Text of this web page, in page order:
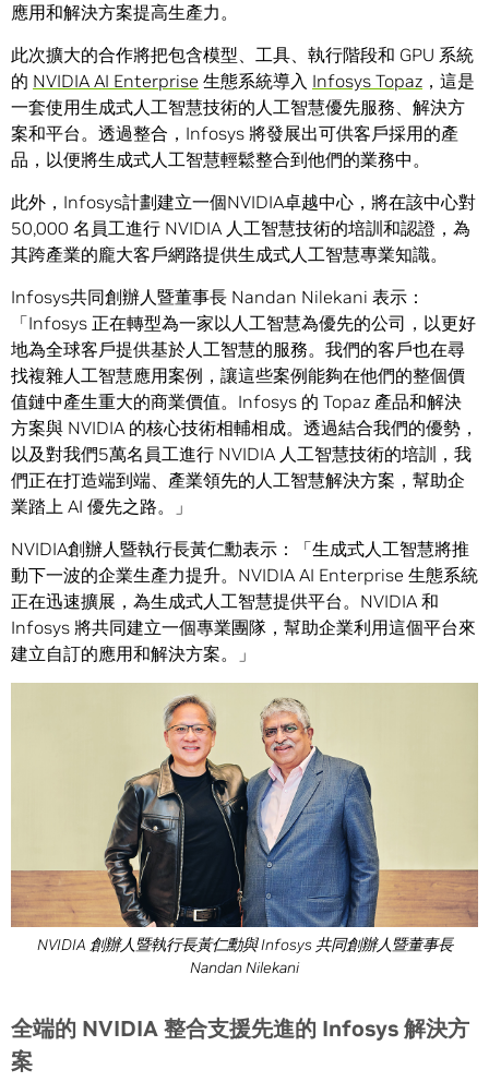
應用和解決方案提高生產力。
此次擴大的合作將把包含模型、工具、執行階段和 GPU 系統
的 NVIDIA AI Enterprise 生態系統導入 Infosys Topaz ，這是
一套使用生成式人工智慧技術的人工智慧優先服務、解決方
案和平台。透過整合，Infosys 將發展出可供客戶採用的產
品，以便將生成式人工智慧輕鬆整合到他們的業務中。
此外，Infosys計劃建立一個NVIDIA卓越中心，將在該中心對
50,000 名員工進行 NVIDIA 人工智慧技術的培訓和認證，為
其跨產業的龐大客戶網路提供生成式人工智慧專業知識。
Infosys共同創辦人暨董事長 Nandan Nilekani 表示：
「Infosys 正在轉型為一家以人工智慧為優先的公司，以更好
地為全球客戶提供基於人工智慧的服務。我們的客戶也在尋
找複雜人工智慧應用案例，讓這些案例能夠在他們的整個價
值鏈中產生重大的商業價值。Infosys 的 Topaz 產品和解決
方案與 NVIDIA 的核心技術相輔相成。透過結合我們的優勢，
以及對我們5萬名員工進行 NVIDIA 人工智慧技術的培訓，我
們正在打造端到端、產業領先的人工智慧解決方案，幫助企
業踏上 AI 優先之路。」
NVIDIA創辦人暨執行長黃仁勳表示：「生成式人工智慧將推
動下一波的企業生產力提升。NVIDIA AI Enterprise 生態系統
正在迅速擴展，為生成式人工智慧提供平台。NVIDIA 和
Infosys 將共同建立一個專業團隊，幫助企業利用這個平台來
建立自訂的應用和解決方案。」
NVIDIA 創辦人暨執行長黃仁勳與 Infosys 共同創辦人暨董事長
Nandan Nilekani
全端的 NVIDIA 整合支援先進的 Infosys 解決方
案